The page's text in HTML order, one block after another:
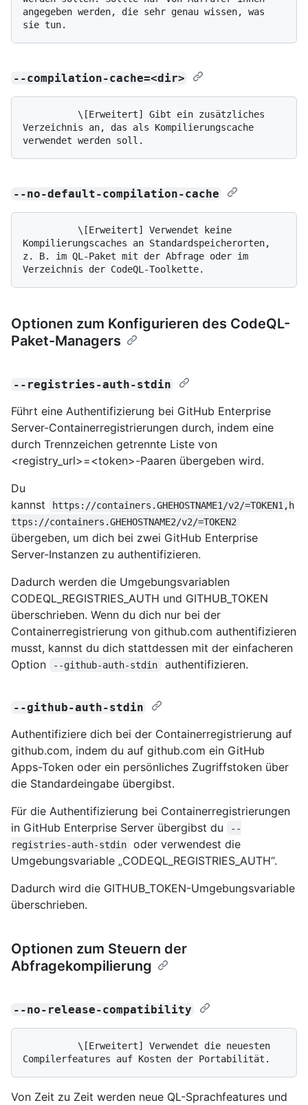
angegeben werden, die sehr genau wissen, was
--compilation-cache=<dir>
Verzeichnis an, das als Kompilierungscache
--no-default-compilation-cache
Kompilierungscaches an Standardspeicherorten,
z. B. im QL-Paket mit der Abfrage oder im
Optionen zum Konfigurieren des CodeQL-
Paket-Managers
--registries-auth-stdin
Führt eine Authentifizierung bei GitHub Enterprise
Server-Containerregistrierungen durch, indem eine
durch Trennzeichen getrennte Liste von
<registry_url>=<token>-Paaren übergeben wird.
Du
kannst
https://containers.GHEHOSTNAME1/v2/=TOKEN1,h
ttps://containers.GHEHOSTNAME2/v2/=TOKEN2
übergeben, um dich bei zwei GitHub Enterprise
Server-Instanzen zu authentifizieren.
Dadurch werden die Umgebungsvariablen
CODEQL_REGISTRIES_AUTH und GITHUB_TOKEN
überschrieben. Wenn du dich nur bei der
Containerregistrierung von github.com authentifizieren
musst, kannst du dich stattdessen mit der einfacheren
Option
--github-auth-stdin authentifizieren.
--github-auth-stdin
Authentifiziere dich bei der Containerregistrierung auf
github.com, indem du auf github.com ein GitHub
Apps-Token oder ein persönliches Zugriffstoken über
die Standardeingabe übergibst.
Für die Authentifizierung bei Containerregistrierungen
in GitHub Enterprise Server übergibst du
--
registries-auth-stdin
oder verwendest die
Umgebungsvariable „CODEQL_REGISTRIES_AUTH“.
Dadurch wird die GITHUB_TOKEN-Umgebungsvariable
überschrieben.
Optionen zum Steuern der
Abfragekompilierung
--no-release-compatibility
Von Zeit zu Zeit werden neue QL-Sprachfeatures und